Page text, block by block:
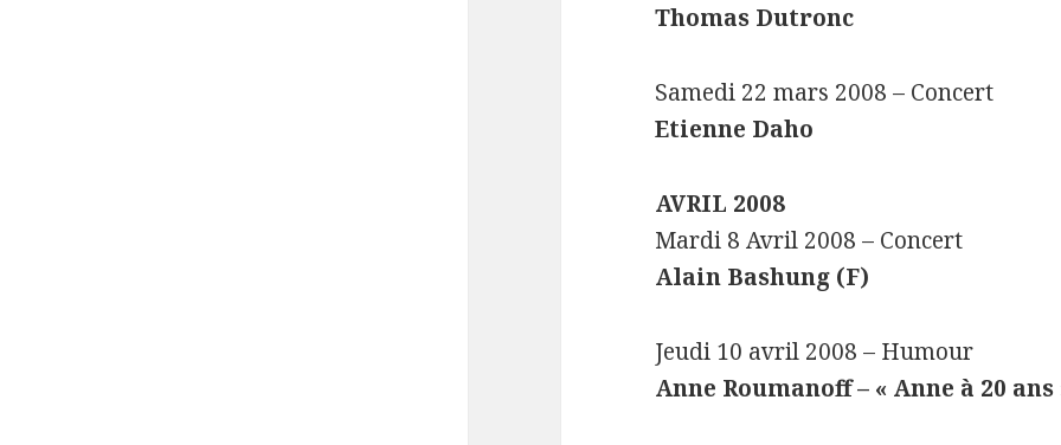
Thomas Dutronc
Samedi 22 mars 2008 – Concert
Etienne Daho
AVRIL 2008
Mardi 8 Avril 2008 – Concert
Alain Bashung (F)
Jeudi 10 avril 2008 – Humour
Anne Roumanoff – « Anne à 20 ans